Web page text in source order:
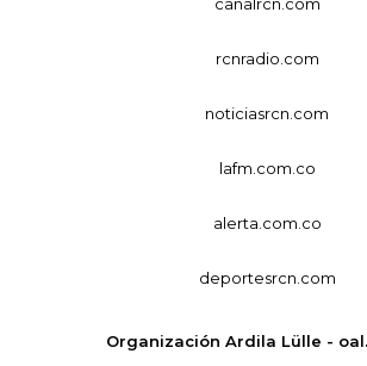
rcnradio.com
noticiasrcn.com
lafm.com.co
alerta.com.co
deportesrcn.com
Organización Ardila Lülle -